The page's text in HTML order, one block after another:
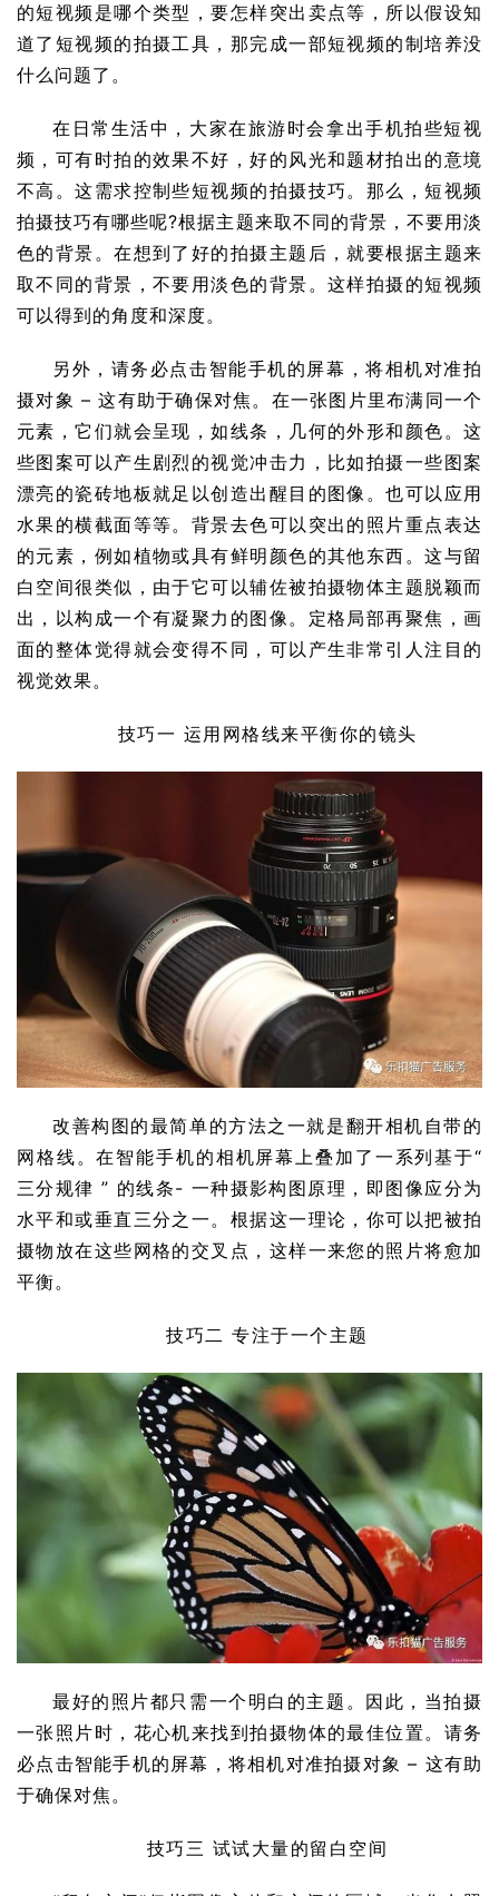
的短视频是哪个类型，要怎样突出卖点等，所以假设知
道了短视频的拍摄工具，那完成一部短视频的制培养没
什么问题了。
在日常生活中，大家在旅游时会拿出手机拍些短视
频，可有时拍的效果不好，好的风光和题材拍出的意境
不高。这需求控制些短视频的拍摄技巧。那么，短视频
拍摄技巧有哪些呢?根据主题来取不同的背景，不要用淡
色的背景。在想到了好的拍摄主题后，就要根据主题来
取不同的背景，不要用淡色的背景。这样拍摄的短视频
可以得到的角度和深度。
另外，请务必点击智能手机的屏幕，将相机对准拍
摄对象 – 这有助于确保对焦。在一张图片里布满同一个
元素，它们就会呈现，如线条，几何的外形和颜色。这
些图案可以产生剧烈的视觉冲击力，比如拍摄一些图案
漂亮的瓷砖地板就足以创造出醒目的图像。也可以应用
水果的横截面等等。背景去色可以突出的照片重点表达
的元素，例如植物或具有鲜明颜色的其他东西。这与留
白空间很类似，由于它可以辅佐被拍摄物体主题脱颖而
出，以构成一个有凝聚力的图像。定格局部再聚焦，画
面的整体觉得就会变得不同，可以产生非常引人注目的
视觉效果。
技巧一 运用网格线来平衡你的镜头
改善构图的最简单的方法之一就是翻开相机自带的
网格线。在智能手机的相机屏幕上叠加了一系列基于“
三分规律 ” 的线条- 一种摄影构图原理，即图像应分为
水平和或垂直三分之一。根据这一理论，你可以把被拍
摄物放在这些网格的交叉点，这样一来您的照片将愈加
平衡。
技巧二 专注于一个主题
最好的照片都只需一个明白的主题。因此，当拍摄
一张照片时，花心机来找到拍摄物体的最佳位置。请务
必点击智能手机的屏幕，将相机对准拍摄对象 – 这有助
于确保对焦。
技巧三 试试大量的留白空间